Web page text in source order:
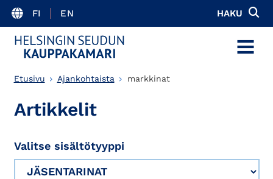
FI EN HAKU
MENU
Etusivu Ajankohtaista markkinat
Artikkelit
Valitse sisältötyyppi